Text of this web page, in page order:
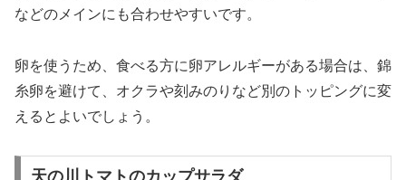
などのメインにも合わせやすいです。
卵を使うため、食べる方に卵アレルギーがある場合は、錦
糸卵を避けて、オクラや刻みのりなど別のトッピングに変
えるとよいでしょう。
天の川トマトのカップサラダ